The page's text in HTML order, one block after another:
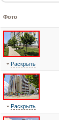
Фото
Раскрыть
Раскрыть